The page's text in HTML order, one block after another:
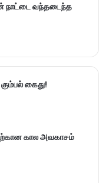
நாட்டை வந்தடைந்த
கும்பல் கைது!
கால அவகாசம்